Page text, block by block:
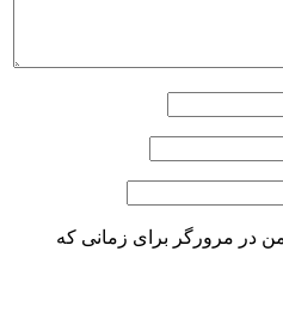
در مرورگر برای زمانی که